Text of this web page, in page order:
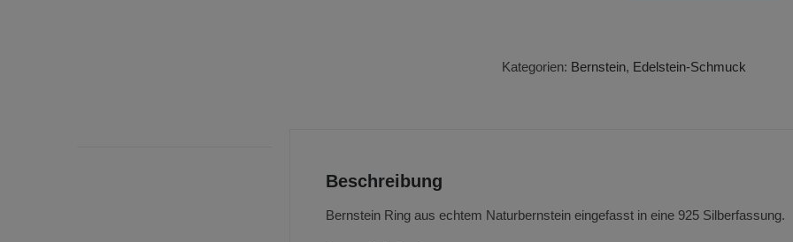
Kategorien: Bernstein, Edelstein-Schmuck
Beschreibung
Bernstein Ring aus echtem Naturbernstein eingefasst in eine 925 Silberfassung.